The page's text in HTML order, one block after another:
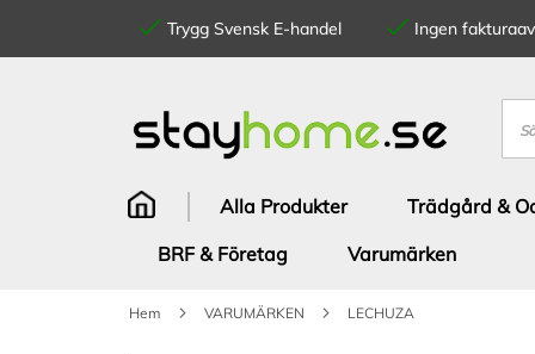
Trygg Svensk E-handel Ingen
innehållet
Sök
Alla Produkter Trädgård &
BRF & Företag
Varumärken
Hem VARUMÄRKEN LECHUZA